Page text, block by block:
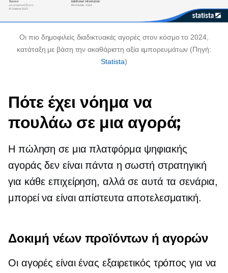
Οι πιο δημοφιλείς διαδικτυακές αγορές στον κόσμο το 2024,
κατάταξη με βάση την ακαθάριστη αξία εμπορευμάτων (Πηγή:
Statista)
Πότε έχει νόημα να
πουλάω σε μια αγορά;
Η πώληση σε μια πλατφόρμα ψηφιακής
αγοράς δεν είναι πάντα η σωστή στρατηγική
για κάθε επιχείρηση, αλλά σε αυτά τα σενάρια,
μπορεί να είναι απίστευτα αποτελεσματική.
Δοκιμή νέων προϊόντων ή αγορών
Οι αγορές είναι ένας εξαιρετικός τρόπος για να